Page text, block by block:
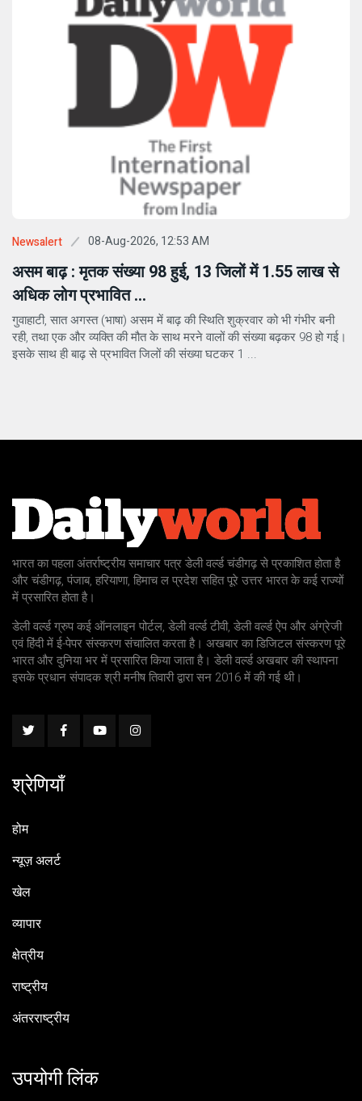
Newsalert 08-Aug-2026, 12:53 AM
असम बाढ़ : मृतक संख्या 98 हुई, 13 जिलों में 1.55 लाख से
अधिक लोग प्रभावित ...
गुवाहाटी, सात अगस्त (भाषा) असम में बाढ़ की स्थिति शुक्रवार को भी गंभीर बनी
रही, तथा एक और व्यक्ति की मौत के साथ मरने वालों की संख्या बढ़कर 98 हो गई।
इसके साथ ही बाढ़ से प्रभावित जिलों की संख्या घटकर 1 ...
भारत का पहला अंतर्राष्ट्रीय समाचार पत्र डेली वर्ल्ड चंडीगढ़ से प्रकाशित होता है
और चंडीगढ़, पंजाब, हरियाणा, हिमाच ल प्रदेश सहित पूरे उत्तर भारत के कई राज्यों
में प्रसारित होता है।
डेली वर्ल्ड ग्रुप कई ऑनलाइन पोर्टल, डेली वर्ल्ड टीवी, डेली वर्ल्ड ऐप और अंग्रेजी
एवं हिंदी में ई-पेपर संस्करण संचालित करता है। अखबार का डिजिटल संस्करण पूरे
भारत और दुनिया भर में प्रसारित किया जाता है। डेली वर्ल्ड अखबार की स्थापना
इसके प्रधान संपादक श्री मनीष तिवारी द्वारा सन 2016 में की गई थी।
श्रेणियाँ
होम
न्यूज़ अलर्ट
खेल
व्यापार
क्षेत्रीय
राष्ट्रीय
अंतरराष्ट्रीय
उपयोगी लिंक